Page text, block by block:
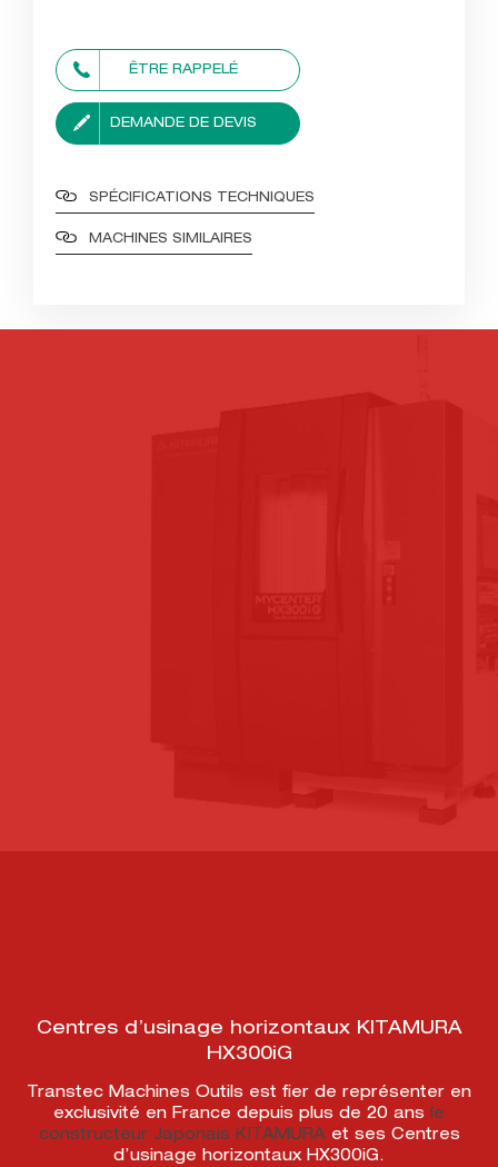
ÊTRE RAPPELÉ
DEMANDE DE DEVIS
SPÉCIFICATIONS TECHNIQUES
MACHINES SIMILAIRES
Centres d’usinage horizontaux KITAMURA
HX300iG
Transtec Machines Outils est fier de représenter en
exclusivité en France depuis plus de 20 ans le
constructeur Japonais KITAMURAet ses Centres
d’usinage horizontaux HX300iG.